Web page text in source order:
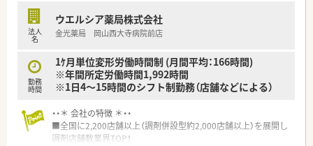
法人
名
ウエルシア薬局株式会社
金光薬局 岡山西大寺病院前店
勤務
時間
1ｹ月単位変形労働時間制 (月間平均：166時間)
※年間所定労働時間1,992時間
※1日4～15時間のシフト制勤務（店舗などによる）
・・＊ 会社の特徴 ＊・・
■全国に2,200店舗以上（調剤併設型約2,000店舗以上）を展開し
調剤店舗数業界TOP！